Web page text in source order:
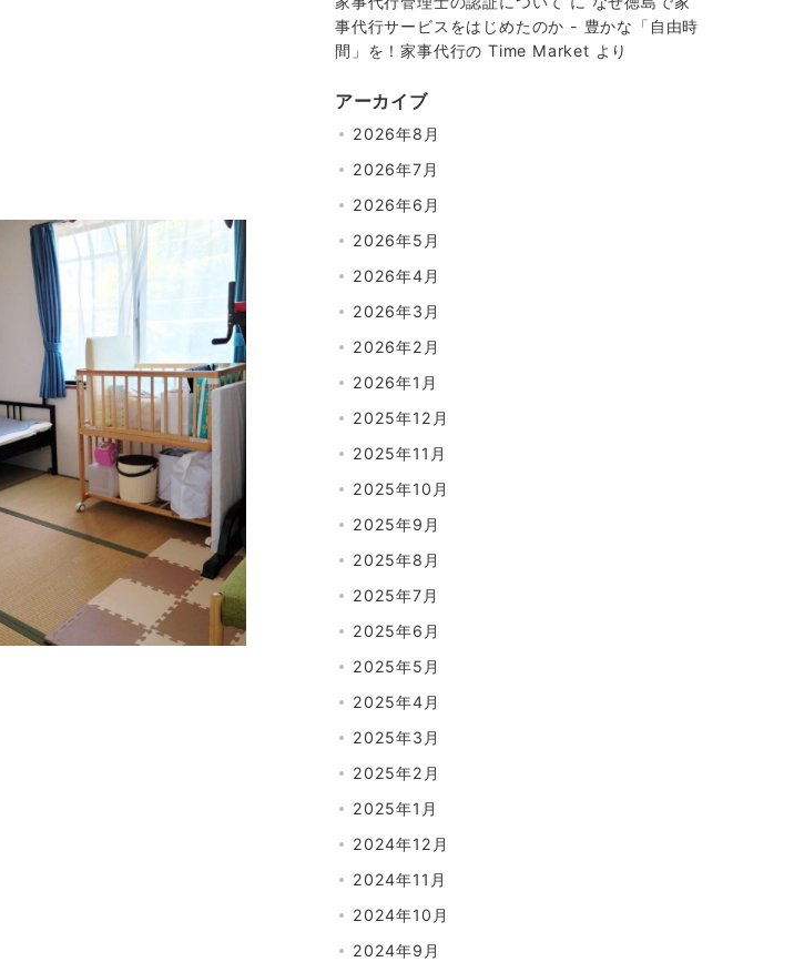
事代行サービスをはじめたのか - 豊かな「自由時
間」を！家事代行の Time Market より
アーカイブ
2026年8月
2026年7月
2026年6月
2026年5月
2026年4月
2026年3月
2026年2月
2026年1月
2025年12月
2025年11月
2025年10月
2025年9月
2025年8月
2025年7月
2025年6月
2025年5月
2025年4月
2025年3月
2025年2月
2025年1月
2024年12月
2024年11月
2024年10月
2024年9月